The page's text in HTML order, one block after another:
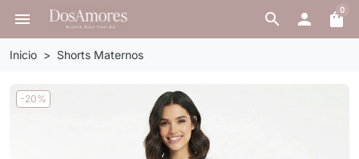
search
menu  shopping_bag0
Inicio Shorts Maternos
-20%